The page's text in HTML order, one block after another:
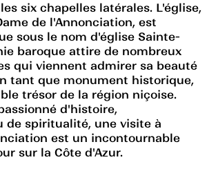
six chapelles latérales. L'église,
de l'Annonciation, est
sous le nom d'église Sainte-
baroque attire de nombreux
qui viennent admirer sa beauté
tant que monument historique,
trésor de la région niçoise.
d'histoire,
de spiritualité, une visite à
est un incontournable
sur la Côte d'Azur.